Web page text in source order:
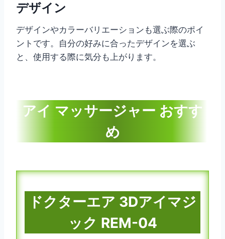
デザイン
デザインやカラーバリエーションも選ぶ際のポイ
ントです。自分の好みに合ったデザインを選ぶ
と、使用する際に気分も上がります。
アイ マッサージャー おすす
め
ドクターエア 3Dアイマジ
ック REM-04